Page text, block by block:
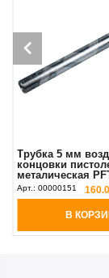
Трубка 5 мм
концовки
металическая
Арт.: 00000151
В